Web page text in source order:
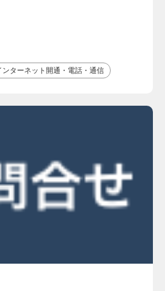
ンターネット開通・電話・通信